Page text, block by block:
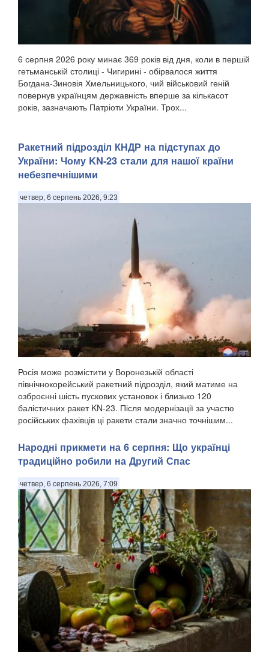
6 серпня 2026 року минає 369 років від дня, коли в першій
гетьманській столиці - Чигирині - обірвалося життя
Богдана-Зиновія Хмельницького, чий військовий геній
повернув українцям державність вперше за кількасот
років, зазначають Патріоти України. Трох...
Ракетний підрозділ КНДР на підступах до
України: Чому KN-23 стали для нашої країни
небезпечнішими
четвер, 6 серпень 2026, 9:23
Росія може розмістити у Воронезькій області
північнокорейський ракетний підрозділ, який матиме на
озброєнні шість пускових установок і близько 120
балістичних ракет KN-23. Після модернізації за участю
російських фахівців ці ракети стали значно точнішим...
Народні прикмети на 6 серпня: Що українці
традиційно робили на Другий Спас
четвер, 6 серпень 2026, 7:09